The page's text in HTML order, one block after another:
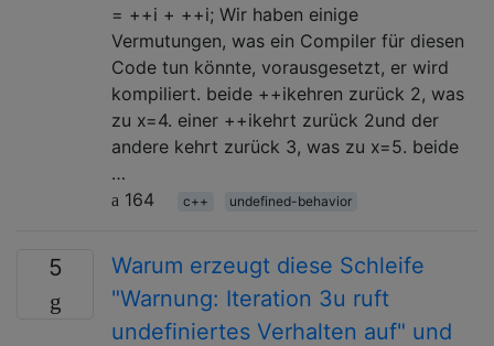
= ++i + ++i; Wir haben einige
Vermutungen, was ein Compiler für diesen
Code tun könnte, vorausgesetzt, er wird
kompiliert. beide ++ikehren zurück 2, was
zu x=4. einer ++ikehrt zurück 2und der
andere kehrt zurück 3, was zu x=5. beide
…
164
c++ undefined-behavior
5
Warum erzeugt diese Schleife
"Warnung: Iteration 3u ruft
undefiniertes Verhalten auf" und